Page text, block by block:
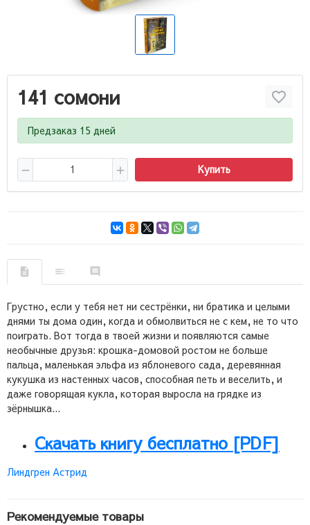
141 сомони
Предзаказ 15 дней
Купить
Грустно, если у тебя нет ни сестрёнки, ни братика и целыми
днями ты дома один, когда и обмолвиться не с кем, не то что
поиграть. Вот тогда в твоей жизни и появляются самые
необычные друзья: крошка-домовой ростом не больше
пальца, маленькая эльфа из яблоневого сада, деревянная
кукушка из настенных часов, способная петь и веселить, и
даже говорящая кукла, которая выросла на грядке из
зёрнышка...
Скачать книгу бесплатно [PDF]
Линдгрен Астрид
Рекомендуемые товары